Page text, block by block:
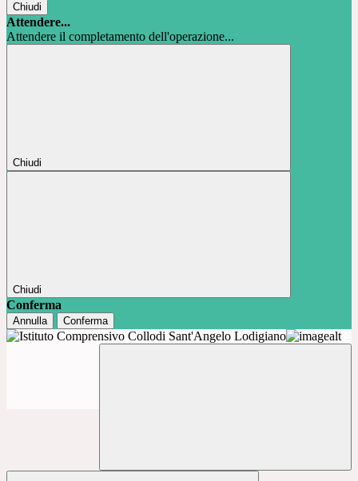
Chiudi
Attendere...
Attendere il completamento dell'operazione...
Chiudi
Chiudi
Conferma
Annulla Conferma